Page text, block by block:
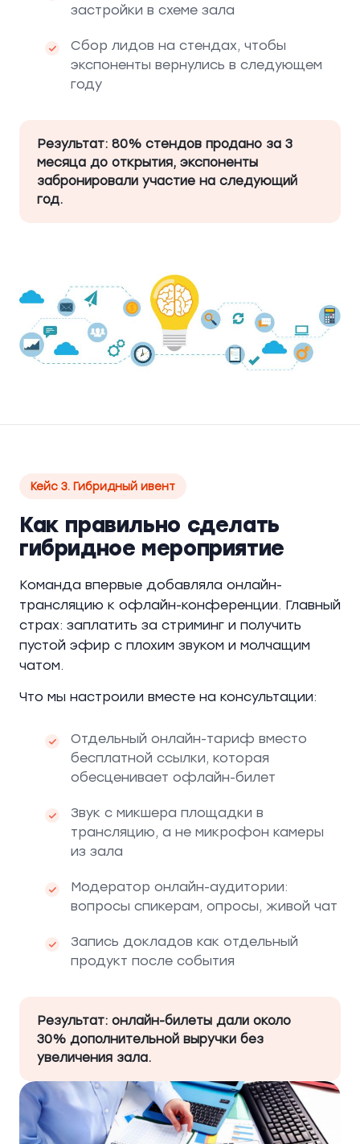
застройки в схеме зала
Сбор лидов на стендах, чтобы
экспоненты вернулись в следующем
году
Результат: 80% стендов продано за 3
месяца до открытия, экспоненты
забронировали участие на следующий
год.
Кейс 3. Гибридный ивент
Как правильно сделать
гибридное мероприятие
Команда впервые добавляла онлайн-
трансляцию к офлайн-конференции. Главный
страх: заплатить за стриминг и получить
пустой эфир с плохим звуком и молчащим
чатом.
Что мы настроили вместе на консультации:
Отдельный онлайн-тариф вместо
бесплатной ссылки, которая
обесценивает офлайн-билет
Звук с микшера площадки в
трансляцию, а не микрофон камеры
из зала
Модератор онлайн-аудитории:
вопросы спикерам, опросы, живой чат
Запись докладов как отдельный
продукт после события
Результат: онлайн-билеты дали около
30% дополнительной выручки без
увеличения зала.